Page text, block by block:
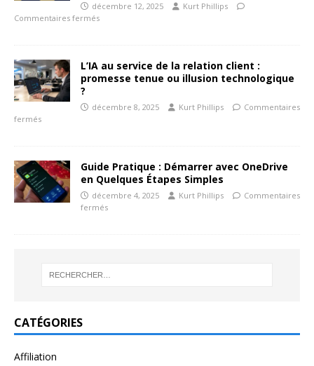
décembre 12, 2025
Kurt Phillips
Commentaires fermés
L’IA au service de la relation client :
promesse tenue ou illusion technologique
?
décembre 8, 2025 Kurt Phillips
Commentaires
fermés
Guide Pratique : Démarrer avec OneDrive
en Quelques Étapes Simples
décembre 4, 2025 Kurt Phillips
Commentaires
fermés
CATÉGORIES
Affiliation